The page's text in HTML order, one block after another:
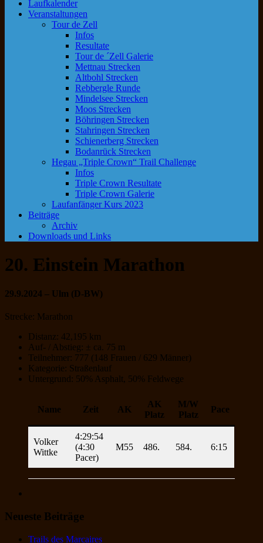
Laufkalender
Veranstaltungen
Tour de Zell
Infos
Resultate
Tour de ´Zell Galerie
Mettnau Strecken
Altbohl Strecken
Rebbergle Runde
Mindelsee Strecken
Moos Strecken
Böhringen Strecken
Stahringen Strecken
Schienerberg Strecken
Bodanrück Strecken
Hegau „Triple Crown“ Trail Challenge
Infos
Triple Crown Resultate
Triple Crown Galerie
Laufanfänger Kurs 2023
Beiträge
Archiv
Downloads und Links
20. Einstein Marathon
29.9.2024 – Ulm (D-BW)
Strecke: Marathon
Distanz: 42,195 km
Auf- / Abstieg: ± ca. 75 m
Teilnehmer: 777 (148 Frauen / 629 Männer)
Kategorie: Straßenlauf
Untergrund: 50% Asphalt, 50% Feldwege
Name Zeit AK
AK
Platz
M/W
Platz
Pace
Volker
Wittke
4:29:54
(4:30
Pacer)
M55 486. 584. 6:15
Neueste Beiträge
Trails des Marcaires